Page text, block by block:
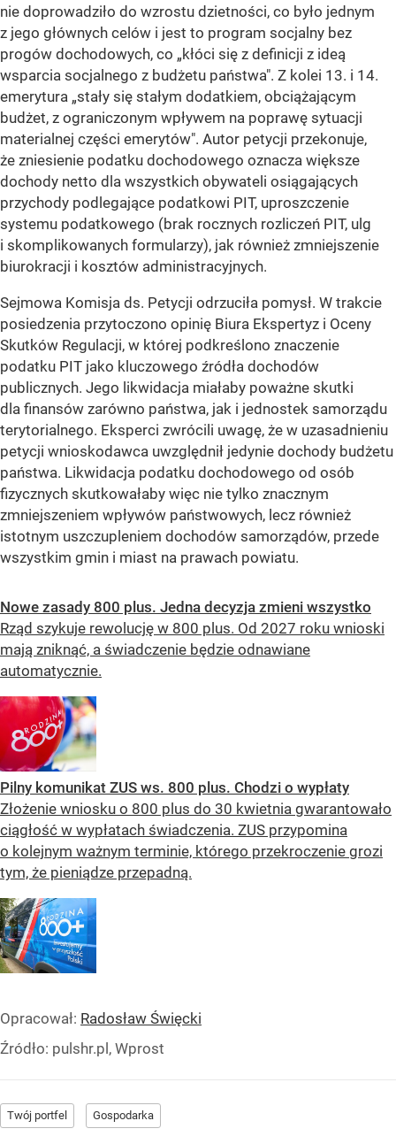
nie doprowadziło do wzrostu dzietności, co było jednym
z jego głównych celów i jest to program socjalny bez
progów dochodowych, co „kłóci się z definicji z ideą
wsparcia socjalnego z budżetu państwa". Z kolei 13. i 14.
emerytura „stały się stałym dodatkiem, obciążającym
budżet, z ograniczonym wpływem na poprawę sytuacji
materialnej części emerytów". Autor petycji przekonuje,
że zniesienie podatku dochodowego oznacza większe
dochody netto dla wszystkich obywateli osiągających
przychody podlegające podatkowi PIT, uproszczenie
systemu podatkowego (brak rocznych rozliczeń PIT, ulg
i skomplikowanych formularzy), jak również zmniejszenie
biurokracji i kosztów administracyjnych.
Sejmowa Komisja ds. Petycji odrzuciła pomysł. W trakcie
posiedzenia przytoczono opinię Biura Ekspertyz i Oceny
Skutków Regulacji, w której podkreślono znaczenie
podatku PIT jako kluczowego źródła dochodów
publicznych. Jego likwidacja miałaby poważne skutki
dla finansów zarówno państwa, jak i jednostek samorządu
terytorialnego. Eksperci zwrócili uwagę, że w uzasadnieniu
petycji wnioskodawca uwzględnił jedynie dochody budżetu
państwa. Likwidacja podatku dochodowego od osób
fizycznych skutkowałaby więc nie tylko znacznym
zmniejszeniem wpływów państwowych, lecz również
istotnym uszczupleniem dochodów samorządów, przede
wszystkim gmin i miast na prawach powiatu.
Nowe zasady 800 plus. Jedna decyzja zmieni wszystko
Rząd szykuje rewolucję w 800 plus. Od 2027 roku wnioski
mają zniknąć, a świadczenie będzie odnawiane
automatycznie.
Pilny komunikat ZUS ws. 800 plus. Chodzi o wypłaty
Złożenie wniosku o 800 plus do 30 kwietnia gwarantowało
ciągłość w wypłatach świadczenia. ZUS przypomina
o kolejnym ważnym terminie, którego przekroczenie grozi
tym, że pieniądze przepadną.
Opracował: Radosław Święcki
Źródło: pulshr.pl, Wprost
Twój portfel Gospodarka